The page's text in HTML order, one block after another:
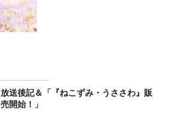
放送後記＆「『ねこずみ・うささわ』販
売開始！」